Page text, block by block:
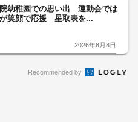
幼稚園での思い出 運動会では
笑顔で応援 星取表を...
2026年8月8日
Recommended by